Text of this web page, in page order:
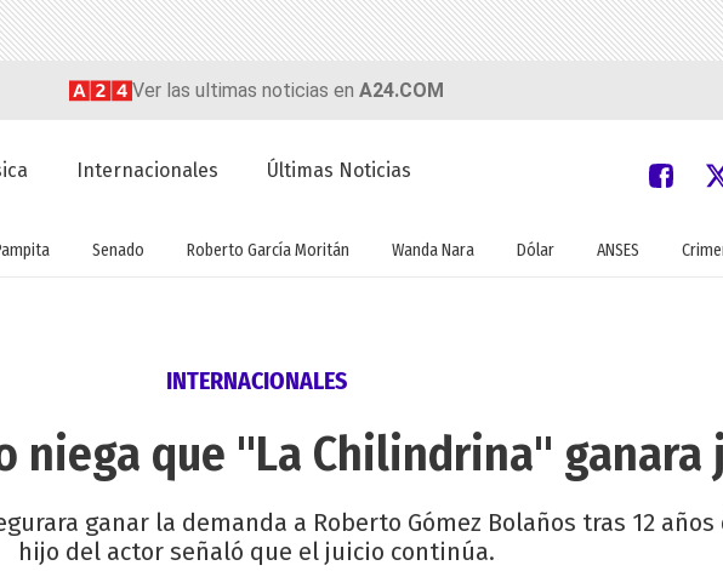
Ver las ultimas noticias en A24.COM
Internacionales Últimas Noticias
Senado Roberto García Moritán Wanda Nara Dólar ANSES
INTERNACIONALES
niega que "La Chilindrina" ganara
ganar la demanda a Roberto Gómez Bolaños tras 12
hijo del actor señaló que el juicio continúa.